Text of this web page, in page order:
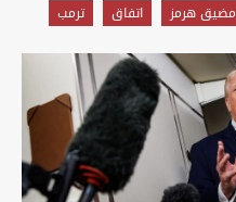
مضيق هرمز اتفاق ترمب